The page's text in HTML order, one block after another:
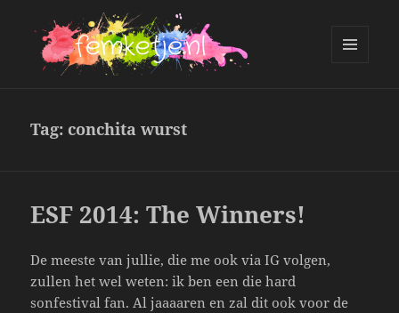
Tag: conchita wurst
ESF 2014: The Winners!
De meeste van jullie, die me ook via IG volgen,
zullen het wel weten: ik ben een die hard
sonfestival fan. Al jaaaaren en zal dit ook voor de